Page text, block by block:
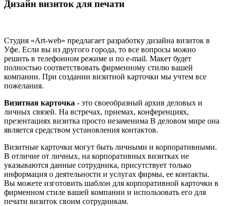
Дизайн визиток для печати
Студия «Art-web» предлагает разработку дизайна визиток в
Уфе. Если вы из другого города, то все вопросы можно
решить в телефонном режиме и по e-mail. Макет будет
полностью соответствовать фирменному стилю вашей
компании. При создании визитной карточки мы учтем все
пожелания.
Визитная карточка - это своеобразный архив деловых и
личных связей. На встречах, приемах, конференциях,
презентациях визитка просто незаменима В деловом мире она
является средством установления контактов.
Визитные карточки могут быть личными и корпоративными.
В отличие от личных, на корпоративных визитках не
указываются данные сотрудника, присутствует только
информация о деятельности и услугах фирмы, ее контакты.
Вы можете изготовить шаблон для корпоративной карточки в
фирменном стиле вашей компании и использовать его для
печати визиток своим сотрудникам.